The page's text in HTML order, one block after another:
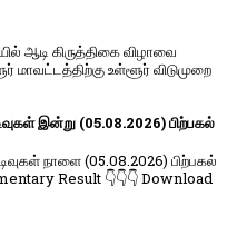
ஆடி கிருத்திகை விழாவை
மாவட்டத்திற்கு உள்ளூர் விடுமுறை
இன்று (05.08.2026) பிற்பகல்
நாளை (05.08.2026) பிற்பகல்
Result 👇👇👇 Download